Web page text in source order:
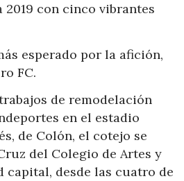
con cinco vibrantes
esperado por la afición,
FC.
de remodelación
en el estadio
de Colón, el cotejo se
del Colegio de Artes y
capital, desde las cuatro de